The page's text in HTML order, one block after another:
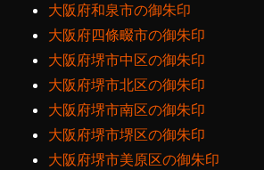
大阪府和泉市の御朱印
大阪府四條畷市の御朱印
大阪府堺市中区の御朱印
大阪府堺市北区の御朱印
大阪府堺市南区の御朱印
大阪府堺市堺区の御朱印
大阪府堺市美原区の御朱印